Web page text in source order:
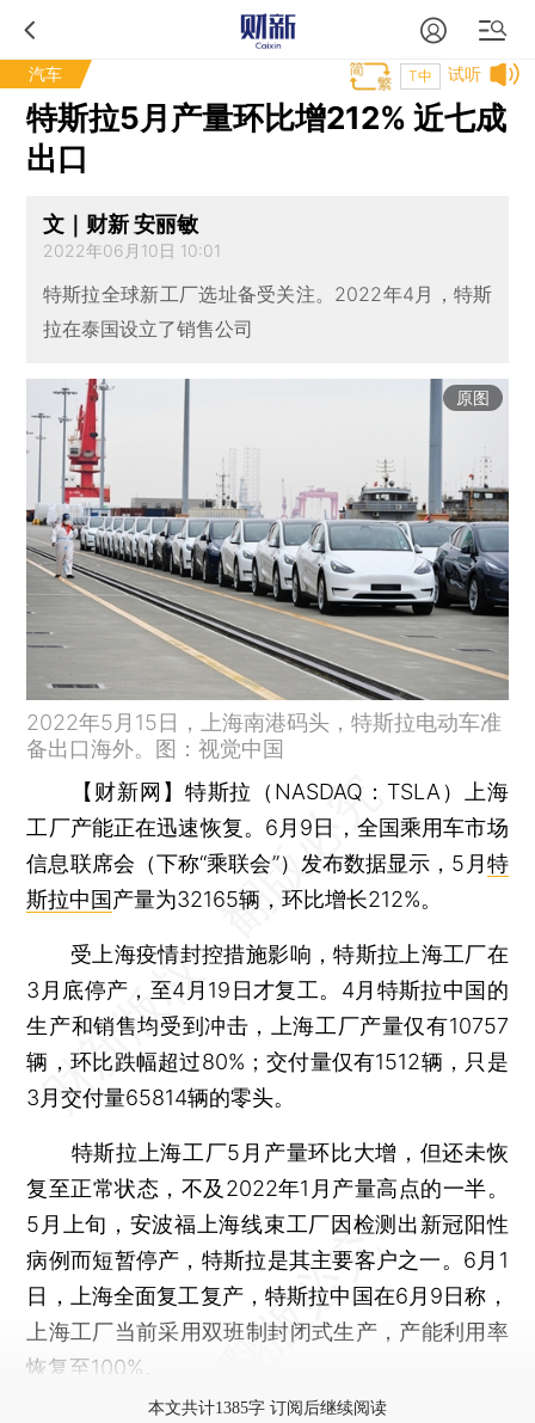
汽车 试听
T中
特斯拉5月产量环比增212% 近七成
出口
文｜财新 安丽敏
2022年06月10日 10:01
特斯拉全球新工厂选址备受关注。2022年4月，特斯
拉在泰国设立了销售公司
原图
2022年5月15日，上海南港码头，特斯拉电动车准
备出口海外。图：视觉中国
【财新网】 特斯拉（NASDAQ：TSLA）上海
工厂产能正在迅速恢复。6月9日，全国乘用车市场
信息联席会（下称“乘联会”）发布数据显示，5月特
斯拉中国产量为32165辆，环比增长212%。
受上海疫情封控措施影响，特斯拉上海工厂在
3月底停产，至4月19日才复工。4月特斯拉中国的
生产和销售均受到冲击，上海工厂产量仅有10757
辆，环比跌幅超过80%；交付量仅有1512辆，只是
3月交付量65814辆的零头。
特斯拉上海工厂5月产量环比大增，但还未恢
复至正常状态，不及2022年1月产量高点的一半。
5月上旬，安波福上海线束工厂因检测出新冠阳性
病例而短暂停产，特斯拉是其主要客户之一。6月1
日，上海全面复工复产，特斯拉中国在6月9日称，
上海工厂当前采用双班制封闭式生产，产能利用率
恢复至100%。
本文共计1385字 订阅后继续阅读